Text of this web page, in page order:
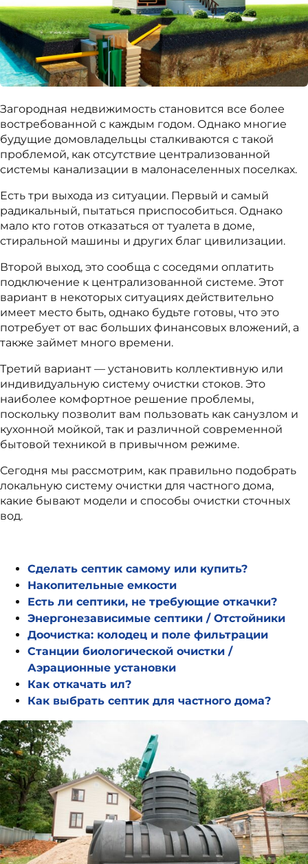
Загородная недвижимость становится все более
востребованной с каждым годом. Однако многие
будущие домовладельцы сталкиваются с такой
проблемой, как отсутствие централизованной
системы канализации в малонаселенных поселках.
Есть три выхода из ситуации. Первый и самый
радикальный, пытаться приспособиться. Однако
мало кто готов отказаться от туалета в доме,
стиральной машины и других благ цивилизации.
Второй выход, это сообща с соседями оплатить
подключение к централизованной системе. Этот
вариант в некоторых ситуациях действительно
имеет место быть, однако будьте готовы, что это
потребует от вас больших финансовых вложений, а
также займет много времени.
Третий вариант — установить коллективную или
индивидуальную систему очистки стоков. Это
наиболее комфортное решение проблемы,
поскольку позволит вам пользовать как санузлом и
кухонной мойкой, так и различной современной
бытовой техникой в привычном режиме.
Сегодня мы рассмотрим, как правильно подобрать
локальную систему очистки для частного дома,
какие бывают модели и способы очистки сточных
вод.
Сделать септик самому или купить?
Накопительные емкости
Есть ли септики, не требующие откачки?
Энергонезависимые септики / Отстойники
Доочистка: колодец и поле фильтрации
Станции биологической очистки /
Аэрационные установки
Как откачать ил?
Как выбрать септик для частного дома?